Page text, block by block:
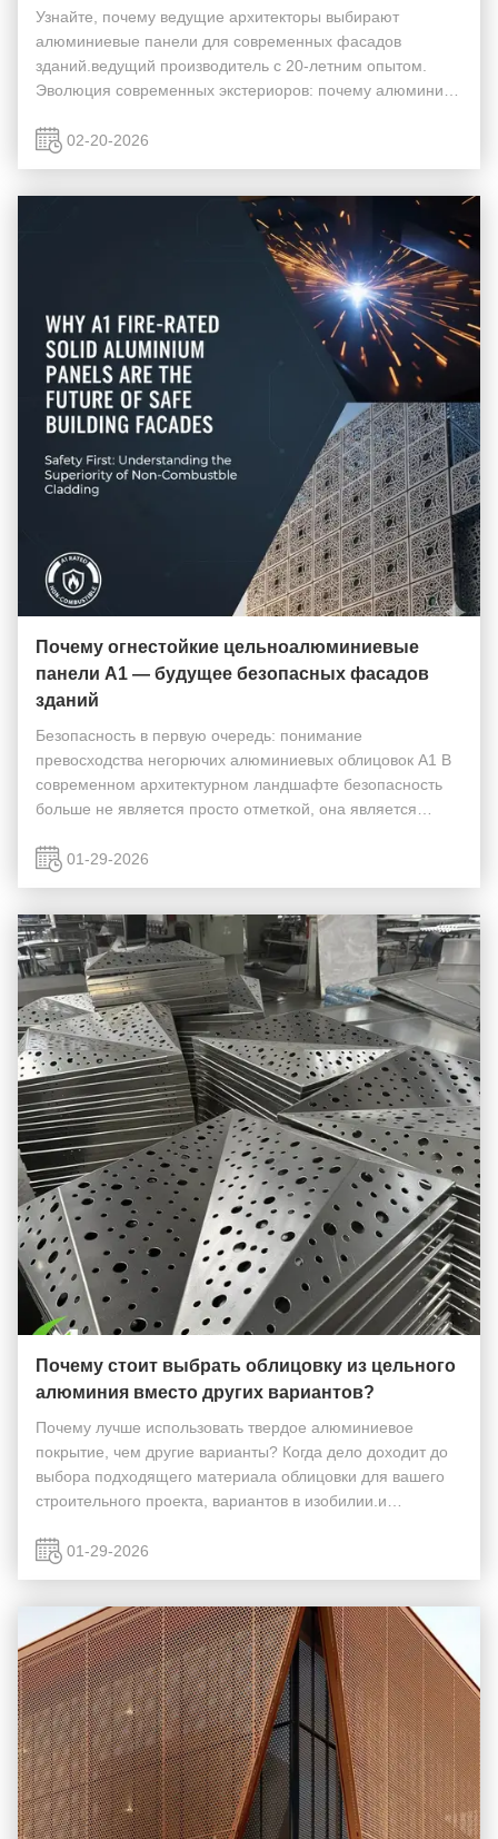
Узнайте, почему ведущие архитекторы выбирают
алюминиевые панели для современных фасадов
зданий.ведущий производитель с 20-летним опытом.
Эволюция современных экстериоров: почему алюминий
архитектуры выбор фасадного материала больше не
02-20-2026
Почему огнестойкие цельноалюминиевые
панели A1 — будущее безопасных фасадов
зданий
Безопасность в первую очередь: понимание
превосходства негорючих алюминиевых облицовок А1 В
современном архитектурном ландшафте безопасность
больше не является просто отметкой, она является
Материалы, предназначенные для использования в
01-29-2026
Почему стоит выбрать облицовку из цельного
алюминия вместо других вариантов?
Почему лучше использовать твердое алюминиевое
покрытие, чем другие варианты? Когда дело доходит до
выбора подходящего материала облицовки для вашего
строительного проекта, вариантов в изобилии.и
предлагает многочисленные преимущества по
01-29-2026